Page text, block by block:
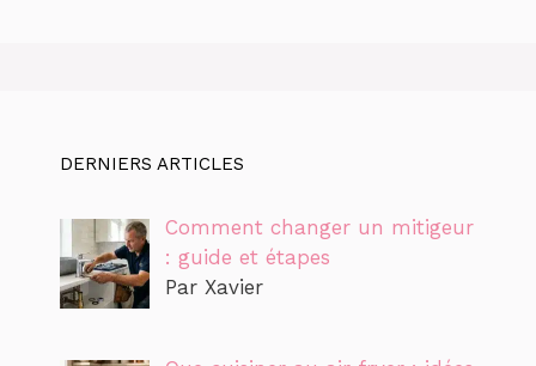
DERNIERS ARTICLES
Comment changer un mitigeur
: guide et étapes
Par Xavier